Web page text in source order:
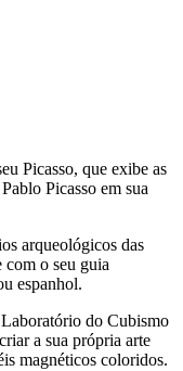
Picasso, que exibe as
Picasso em sua
arqueológicos das
com o seu guia
espanhol.
do Cubismo
a sua própria arte
magnéticos coloridos.